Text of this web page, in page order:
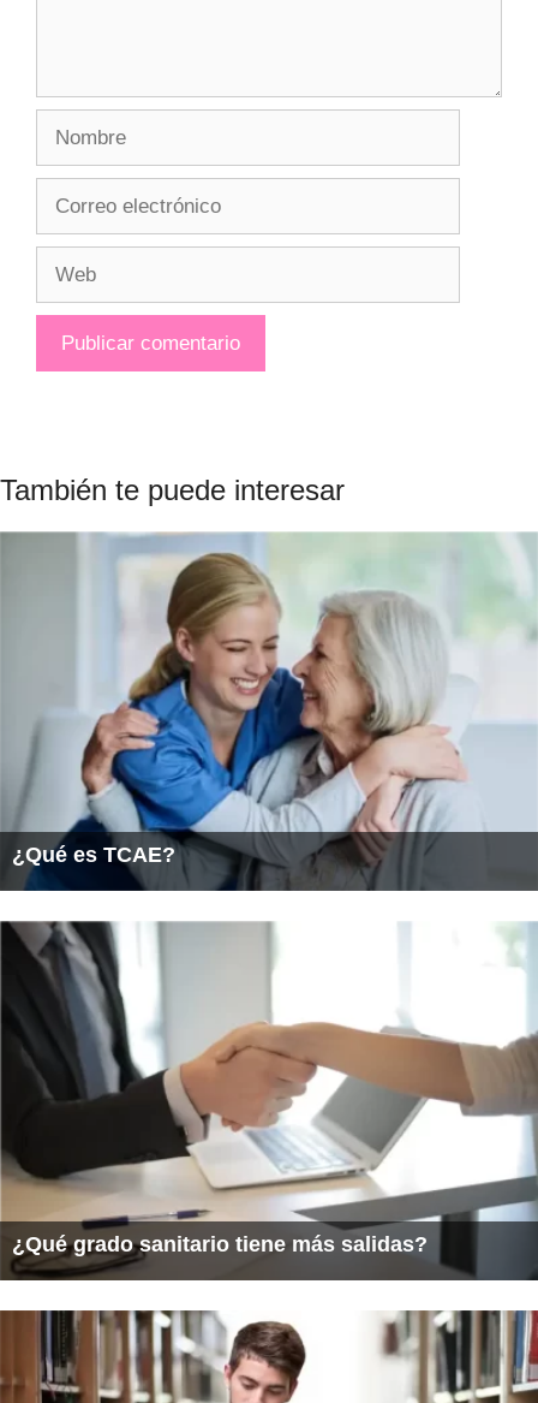
También te puede interesar
¿Qué es TCAE?
¿Qué grado sanitario tiene más salidas?